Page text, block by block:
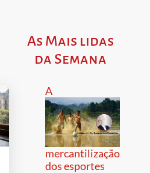
As Mais lidas
da Semana
A
mercantilização
dos esportes